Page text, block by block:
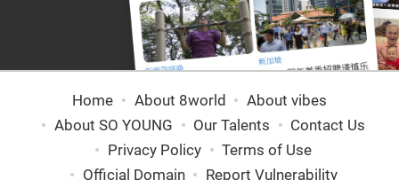
Home About 8world
About vibes
About SO YOUNG
Our Talents
Contact Us
Privacy Policy
Terms of Use
Official Domain
Report Vulnerability